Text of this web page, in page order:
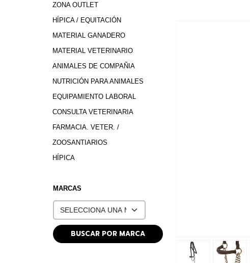
ZONA OUTLET
HÍPICA / EQUITACIÓN
MATERIAL GANADERO
MATERIAL VETERINARIO
ANIMALES DE COMPAÑIA
NUTRICIÓN PARA ANIMALES
EQUIPAMIENTO LABORAL
CONSULTA VETERINARIA
FARMACIA. VETER. /
ZOOSANTIARIOS
HÍPICA
MARCAS